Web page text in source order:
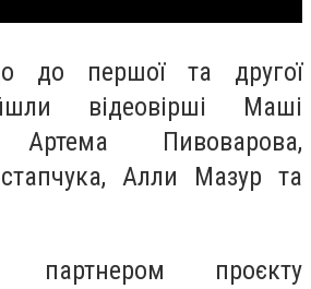
до першої та другої
відеовірші Маші
Артема Пивоварова,
Алли Мазур та
партнером проєкту